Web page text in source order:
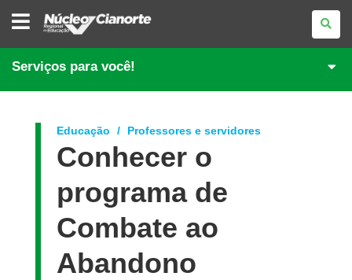
NÚCLEO
REGIONAL
EDUCAÇÃO
DE
CIANORTE
Serviços para você!
Educação Professores e servidores
Conhecer o
programa de
Combate ao
Abandono